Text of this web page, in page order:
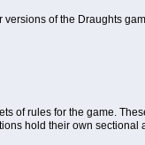
of the Draughts
of rules for the game.
hold their own